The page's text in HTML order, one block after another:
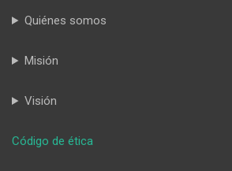
Quiénes somos
Misión
Visión
Código de ética